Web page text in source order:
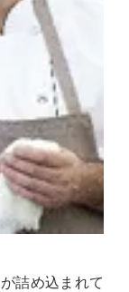
詰め込まれて